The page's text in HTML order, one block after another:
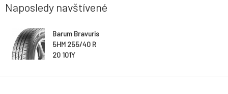
Naposledy navštívené
Barum Bravuris
5HM 255/40 R
20 101Y